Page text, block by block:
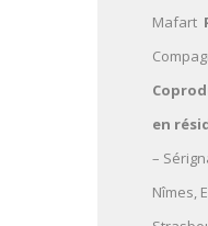
Mafart
en
–
Nîmes,